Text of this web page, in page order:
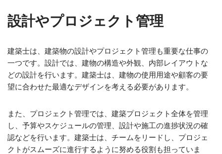
設計やプロジェクト管理
建築士は、建築物の設計やプロジェクト管理も重要な仕事の
一つです。設計では、建物の構造や外観、内部レイアウトな
どの設計を行います。建築士は、建物の使用用途や顧客の要
望に合わせた最適なデザインを考える必要があります。
また、プロジェクト管理では、建築プロジェクト全体を管理
し、予算やスケジュールの管理、設計や施工の進捗状況の確
認などを行います。建築士は、チームをリードし、プロジェ
クトがスムーズに進行するように努める役割も担っていま